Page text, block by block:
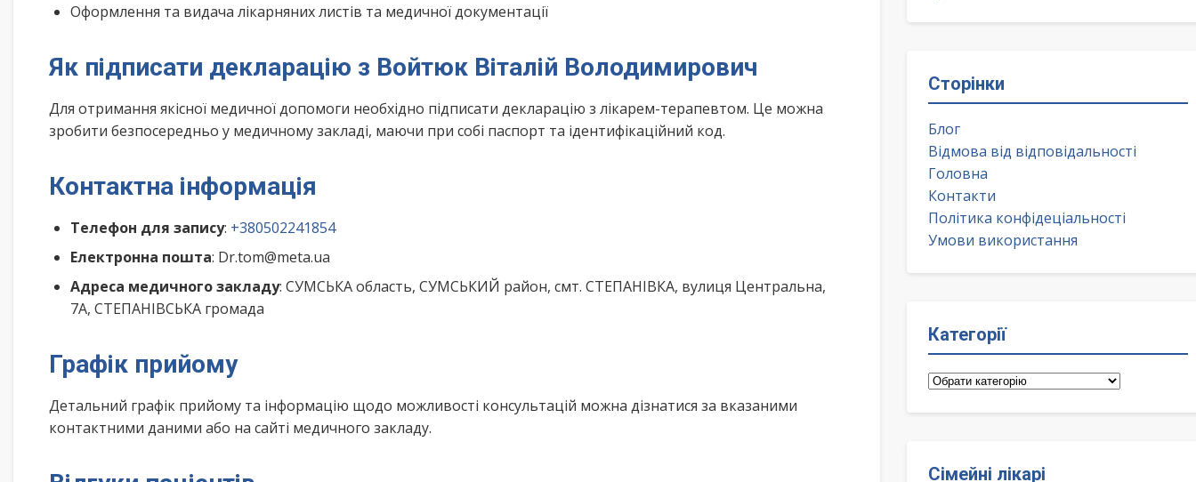
Оформлення та видача лікарняних листів та медичної документації
Як підписати декларацію з Войтюк Віталій Володимирович
Для отримання якісної медичної допомоги необхідно підписати декларацію з лікарем-терапевтом. Це можна
зробити безпосередньо у медичному закладі, маючи при собі паспорт та ідентифікаційний код.
Контактна інформація
Телефон для запису: +380502241854
Електронна пошта: Dr.tom@meta.ua
Адреса медичного закладу: СУМСЬКА область, СУМСЬКИЙ район, смт. СТЕПАНІВКА, вулиця Центральна,
7А, СТЕПАНІВСЬКА громада
Графік прийому
Детальний графік прийому та інформацію щодо можливості консультацій можна дізнатися за вказаними
контактними даними або на сайті медичного закладу.
Сторінки
Блог
Відмова від відповідальності
Головна
Контакти
Політика конфідеціальності
Умови використання
Категорії
Категорії
Сімейні лікарі